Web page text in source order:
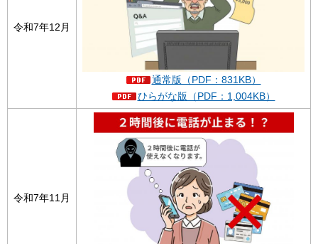
令和7年12月
通常版（PDF：831KB）
ひらがな版（PDF：1,004KB）
令和7年11月